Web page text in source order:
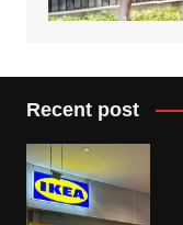
Recent post